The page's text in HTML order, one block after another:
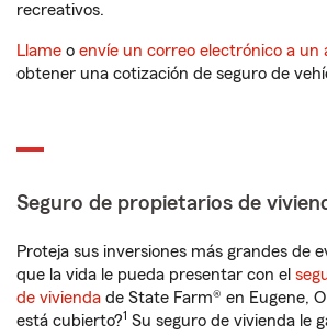
recreativos.
Llame o envíe un correo electrónico a un
obtener una cotización de seguro de
Seguro de propietarios de
Proteja sus inversiones más grandes de
que la vida le pueda presentar con el
de vivienda de State Farm® en Eugene,
está cubierto?1 Su seguro de vivienda le